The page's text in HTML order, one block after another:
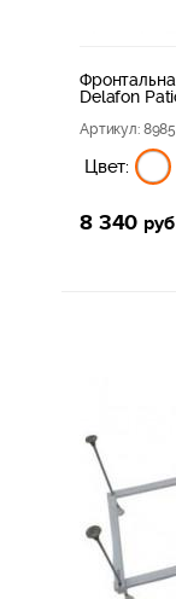
Delafon
Артикул: 8985
Цвет:
8 340 руб